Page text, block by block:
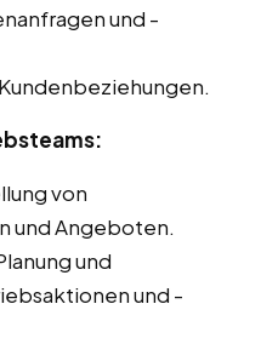
und -
von
und Angeboten.
und
und -